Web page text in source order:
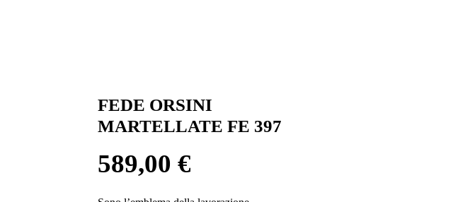
FEDE ORSINI
MARTELLATE FE 397
589,00 €